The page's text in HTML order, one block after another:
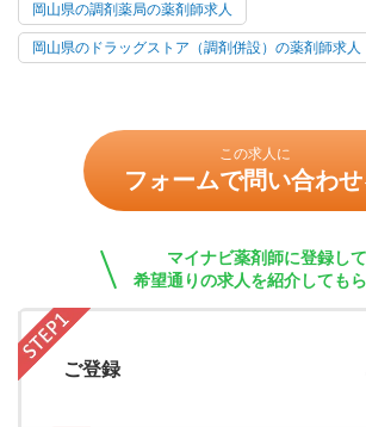
岡山県の調剤薬局の薬剤師求人
岡山県のドラッグストア（調剤併設）の薬剤師求人
この求人に
フォームで問い合わせ
マイナビ薬剤師に登録して
希望通りの求人を紹介してもら
ご登録